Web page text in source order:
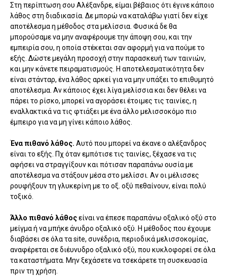
Στη περίπτωση σου Αλέξανδρε, είμαι βέβαιος ότι έγινε κάποιο
λάθος στη διαδικασία. Δε μπορώ να καταλάβω γιατί δεν είχε
αποτέλεσμα η μέθοδος στα μελίσσια. Φυσικά δε θα
μπορούσαμε να μην αναφέρουμε την άποψη σου, και την
εμπειρία σου, η οποία στέκεται σαν αφορμή για να πούμε το
εξής. Δώστε μεγάλη προσοχή στην παρασκευή των ταινιών,
και μην κάνετε πειραματισμούς. Η αποτελεσματικότητα δεν
είναι στάνταρ, ένα λάθος αρκεί για να μην υπάξει το επιθυμητό
αποτέλεσμα. Αν κάποιος έχει λίγα μελίσσια και δεν θέλει να
πάρει το ρίσκο, μπορεί να αγοράσει έτοιμες τις ταινίες, η
εναλλακτικά να τις φτιάξει με ένα άλλο μελισσοκόμο πιο
έμπειρο για να μη γίνει κάποιο λάθος.
Ένα πιθανό λάθος. Αυτό που μπορεί να έκανε ο αλέξανδρος
είναι το εξής. Πχ όταν εμπότισε τις ταινίες, ξέχασε να τις
αφήσει να στραγγίξουν και πότισαν παραπάνω ουσία με
αποτέλεσμα να στάξουν μέσα στο μελίσσι. Αν οι μέλισσες
ρουφήξουν τη γλυκερίνη με το οξ. οξύ πεθαίνουν, είναι πολύ
τοξικό.
Άλλο πιθανό λάθοςείναι να έπεσε παραπάνω οξαλικό οξύ στο
μείγμα ή να μπήκε άνυδρο οξαλικό οξύ. Η μέθοδος που έχουμε
διαβάσει σε όλα τα site, συνέδρια, περιοδικά μελισσοκομίας,
αναφέρεται σε διέυνυδρο οξαλικό οξύ, που κυκλοφορεί σε όλα
τα καταστήματα. Μην ξεχάσετε να τσεκάρετε τη συσκευασία
πριν τη χρήση.